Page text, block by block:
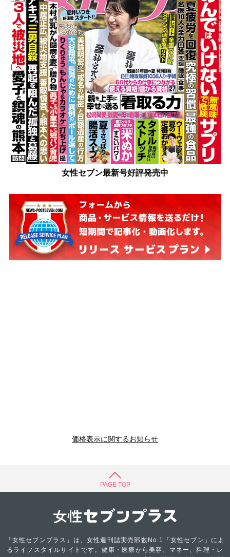
女性セブン最新号好評発売中
価格表示に関するお知らせ
PAGE TOP
「女性セブンプラス」は、女性週刊誌実売部数No.1「女性セブン」によ
るライフスタイルサイトです。健康・医療から美容、マネー、料理・レ